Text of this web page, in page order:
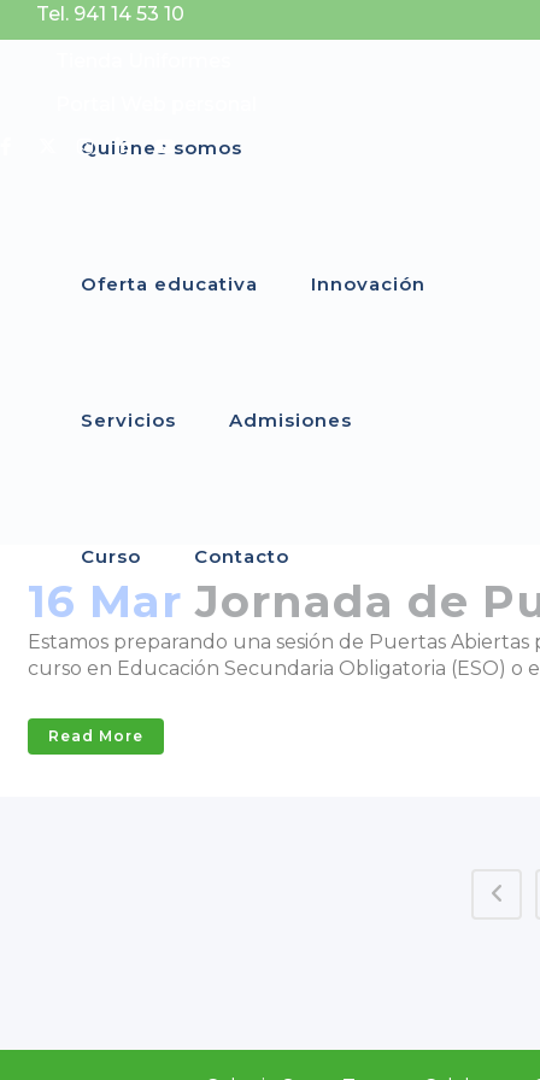
Tel. 941 14 53 10
Quiénes somos
Oferta educativa Innovación
Servicios Admisiones
Curso Contacto
16 Mar Jornada de
Estamos preparando una sesión de Puertas
curso en Educación Secundaria Obligatoria (ESO) o
Read More